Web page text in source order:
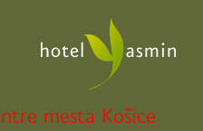
mesta Košice